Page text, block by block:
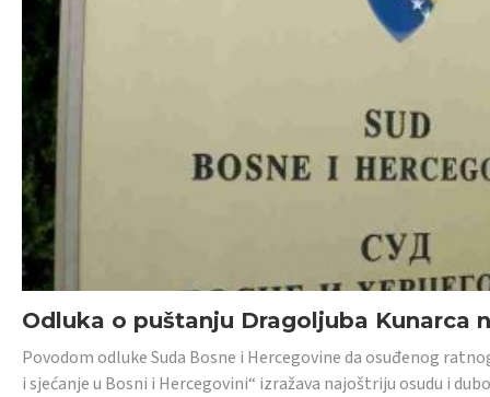
Odluka o puštanju Dragoljuba Kunarca
Povodom odluke Suda Bosne i Hercegovine da osuđenog
i sjećanje u Bosni i Hercegovini“ izražava najoštriju osudu i